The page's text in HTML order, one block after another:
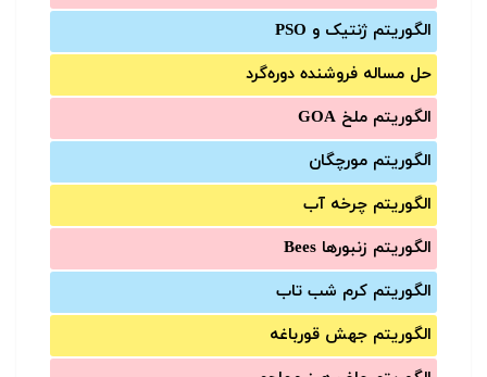
الگوریتم ژنتیک و PSO
حل مساله فروشنده دوره‌گرد
الگوریتم ملخ GOA
الگوریتم مورچگان
الگوریتم چرخه آب
الگوریتم زنبورها Bees
الگوریتم کرم شب تاب
الگوریتم جهش قورباغه